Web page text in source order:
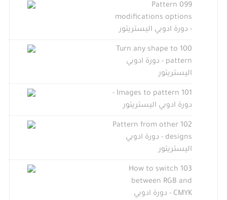
099 Pattern
modifications options
- دورة ادوبي اليستريتور
100 Turn any shape to
pattern - دورة ادوبي
اليستريتور
101 Images to pattern -
دورة ادوبي اليستريتور
102 Pattern from other
designs - دورة ادوبي
اليستريتور
103 How to switch
between RGB and
CMYK - دورة ادوبي